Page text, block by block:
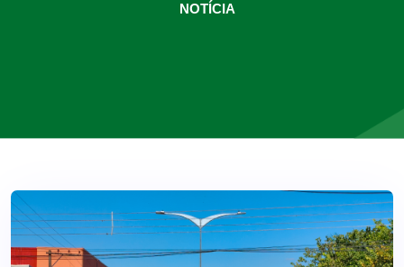
NOTÍCIA